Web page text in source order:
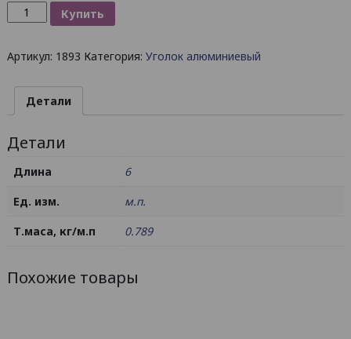
Количество
товара
алюминиевый
Купить
Артикул: 1893 Категория: Уголок алюминиевый
Детали
Детали
Длина
6
Ед. изм.
м.п.
Т.маса, кг/м.п
0.789
Похожие товары